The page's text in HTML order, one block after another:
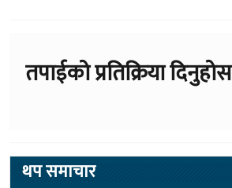
तपाईको प्रतिक्रिया दिनुहोस
थप समाचार